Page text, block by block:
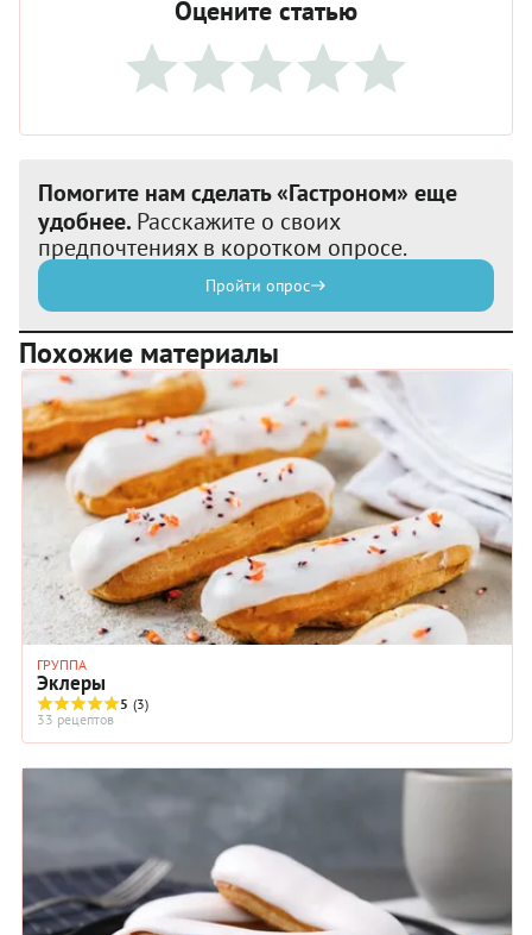
Оцените статью
Помогите нам сделать «Гастроном» еще
удобнее. Расскажите о своих
предпочтениях в коротком опросе.
Пройти опрос
Похожие материалы
ГРУППА
Эклеры
5 (3)
33 рецептов